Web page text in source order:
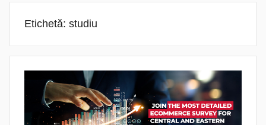
Etichetă: studiu